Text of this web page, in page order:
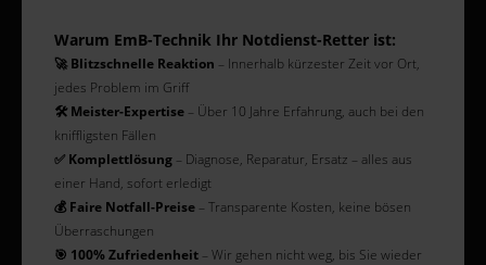
Warum EmB-Technik Ihr Notdienst-Retter ist:
🚀 Blitzschnelle Reaktion – Innerhalb kürzester Zeit vor Ort,
jedes Problem im Griff
🛠️ Meister-Expertise – Über 10 Jahre Erfahrung, auch bei den
kniffligsten Fällen
✅ Komplettlösung – Diagnose, Reparatur, Ersatz – alles aus
einer Hand, sofort erledigt
💰 Faire Notfall-Preise – Transparente Kosten, keine bösen
Überraschungen
🎯 100% Zufriedenheit – Wir gehen nicht weg, bis Sie wieder